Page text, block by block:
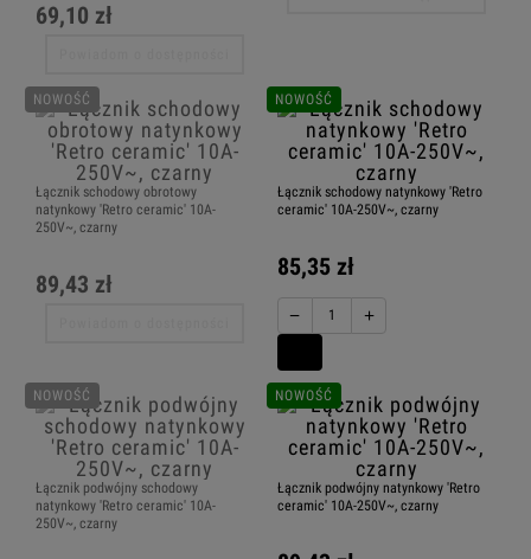
69,10 zł
Łącznik schodowy obrotowy
natynkowy 'Retro ceramic' 10A-
250V~, czarny
89,43 zł
NOWOŚĆ
Łącznik schodowy natynkowy 'Retro
ceramic' 10A-250V~, czarny
85,35 zł
− +
NOWOŚĆ
Łącznik podwójny schodowy
natynkowy 'Retro ceramic' 10A-
250V~, czarny
NOWOŚĆ
Łącznik podwójny natynkowy 'Retro
ceramic' 10A-250V~, czarny
NOWOŚĆ